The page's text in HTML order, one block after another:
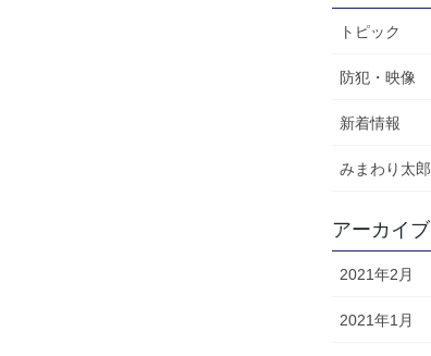
トピック
防犯・映像
新着情報
みまわり太郎
アーカイブ
2021年2月
2021年1月